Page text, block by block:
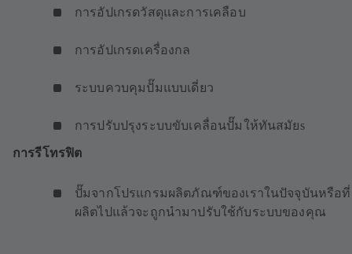
การอัปเกรดวัสดุและการเคลือบ
การอัปเกรดเครื่องกล
ระบบควบคุมปั๊มแบบเดี่ยว
การปรับปรุงระบบขับเคลื่อนปั๊มให้ทันสมัยs
การรีโทรฟิต
ปั๊มจากโปรแกรมผลิตภัณฑ์ของเราในปัจจุบันหรือที่
ผลิตไปแล้วจะถูกนำมาปรับใช้กับระบบของคุณ